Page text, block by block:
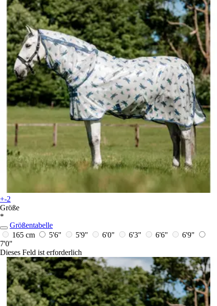
+-2
Größe
*
Größentabelle
165 cm
5'6" 5'9" 6'0" 6'3" 6'6"
6'9"
7'0"
Dieses Feld ist erforderlich